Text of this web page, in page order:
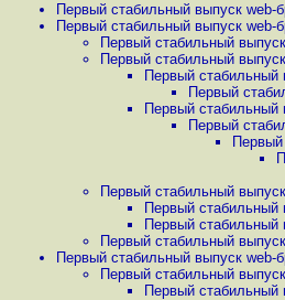
Первый стабильный выпуск web-
Первый стабильный выпуск web-
Первый стабильный
Первый стабильный
Первый стабильный
Первый
Первый стабильный
Первый
Первый
Первый стабильный
Первый стабильный
Первый стабильный
Первый стабильный
Первый стабильный выпуск web-
Первый стабильный
Первый стабильный